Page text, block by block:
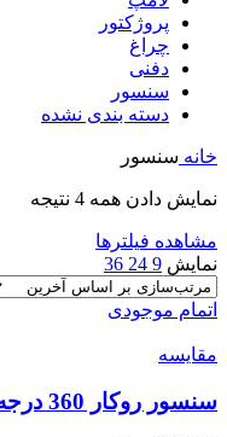
پروژکتور
چراغ
دفنی
سنسور
دسته بندی نشده
خانه سنسور
نمایش دادن همه 4 نتیجه
مشاهده فیلترها
نمایش 9
24
36
اتمام موجودی
مقایسه
سنسور روکار 360 درجه ماتو